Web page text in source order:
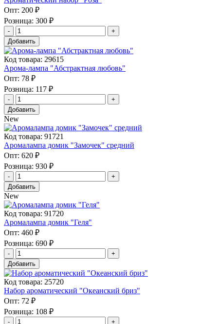
Опт: 200 ₽
Розница: 300 ₽
Добавить
Код товара: 29615
Арома-лампа "Абстрактная любовь"
Опт: 78 ₽
Розница: 117 ₽
Добавить
New
Код товара: 91721
Аромалампа домик "Замочек" средний
Опт: 620 ₽
Розница: 930 ₽
Добавить
New
Код товара: 91720
Аромалампа домик "Геля"
Опт: 460 ₽
Розница: 690 ₽
Добавить
Код товара: 25720
Набор ароматический "Океанский бриз"
Опт: 72 ₽
Розница: 108 ₽